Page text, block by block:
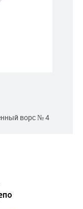
ворс № 4